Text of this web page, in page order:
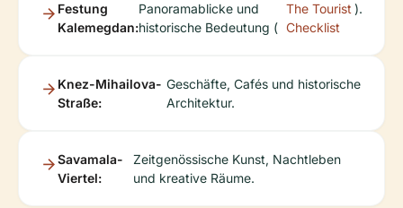
Festung
Kalemegdan:
Panoramablicke und
historische Bedeutung (
The Tourist
Checklist
).
Knez-Mihailova-
Straße:
Geschäfte, Cafés und historische
Architektur.
Savamala-
Viertel:
Zeitgenössische Kunst, Nachtleben
und kreative Räume.